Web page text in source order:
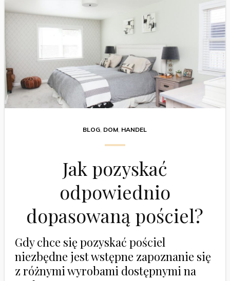
BLOG, DOM, HANDEL
Jak pozyskać
odpowiednio
dopasowaną pościel?
Gdy chce się pozyskać pościel
niezbędne jest wstępne zapoznanie się
z różnymi wyrobami dostępnymi na